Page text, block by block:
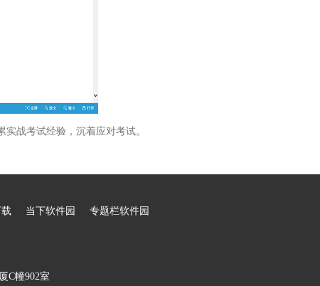
战考试经验，沉着应对考试。
当下软件园 专题栏软件园
C幢902室